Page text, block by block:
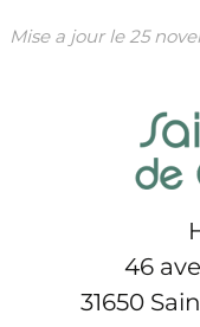
Mise a jour le25
46
31650